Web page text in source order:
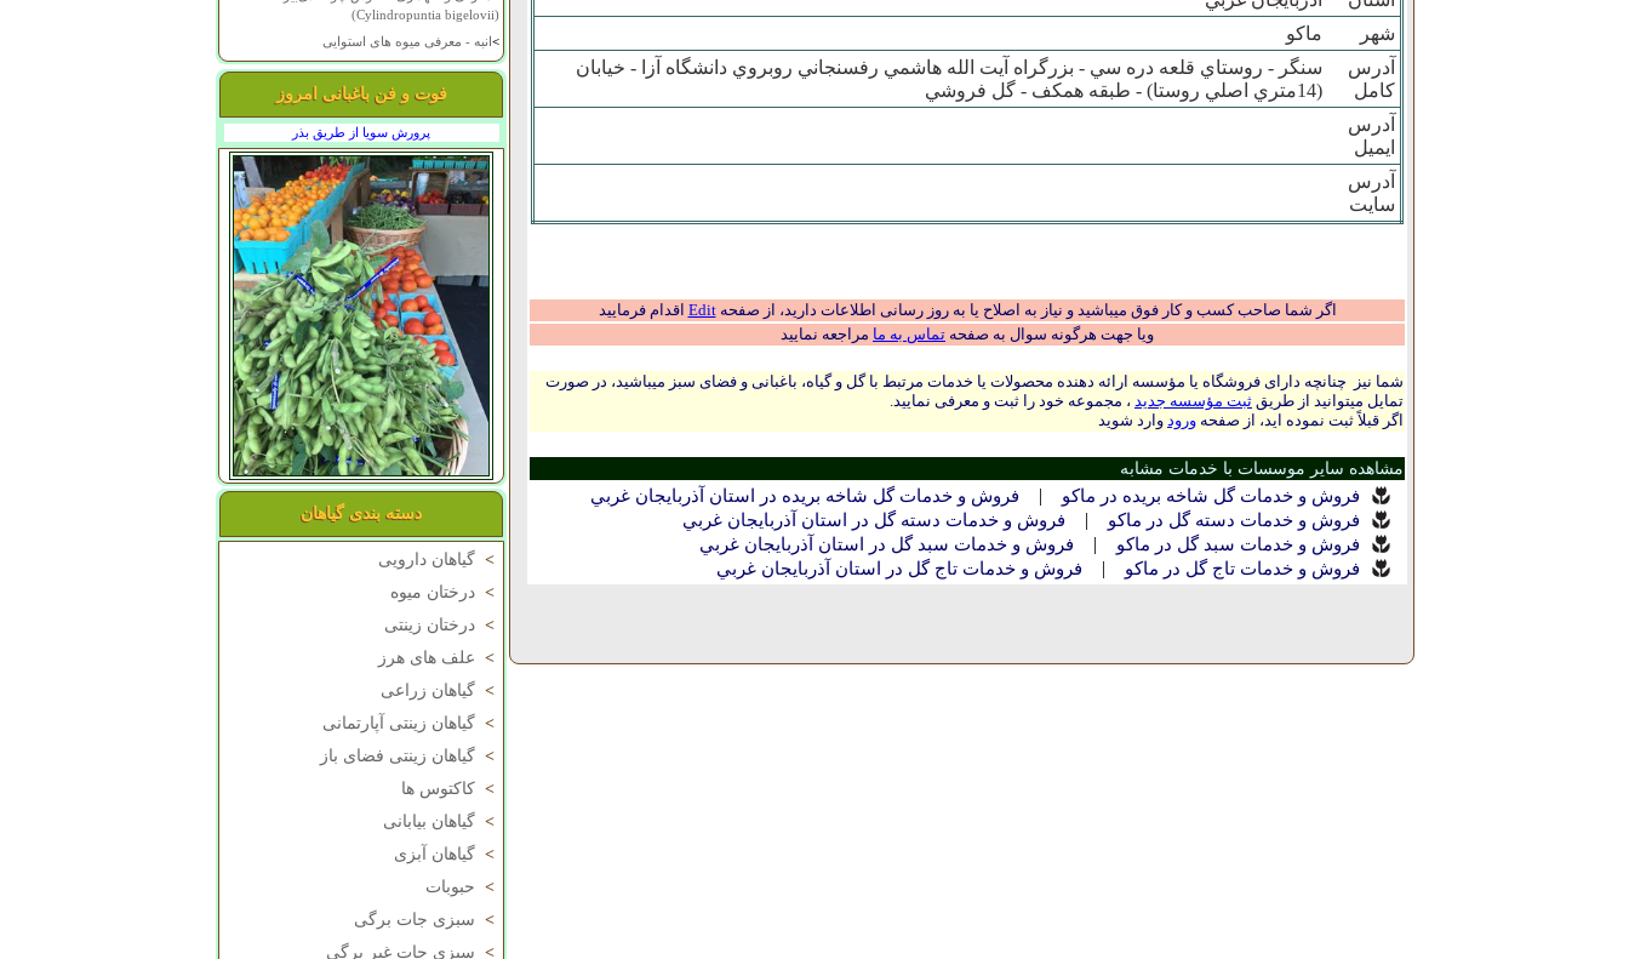
(Cylindropuntia bigelovii)
>انبه - معرفی میوه های استوایی
فوت و فن باغبانی امروز
پرورش سویا از طریق بذر
دسته بندی گیاهان
> گیاهان دارویی
> درختان میوه
> درختان زینتی
> علف های هرز
> گیاهان زراعی
> گیاهان زینتی آپارتمانی
> گیاهان زینتی فضای باز
> کاکتوس ها
> گیاهان بیابانی
> گیاهان آبزی
> حبوبات
> سبزی جات برگی
> سبزی جات غیر برگی
شهر
ماکو
آدرس
کامل
سنگر - روستاي قلعه دره سي - بزرگراه آيت الله هاشمي رفسنجاني روبروي دانشگاه آزا - خيابان
(14متري اصلي روستا) - طبقه همکف - گل فروشي
آدرس
ایمیل
آدرس
سایت
اگر شما صاحب کسب و کار فوق میباشید و نیاز به اصلاح یا به روز رسانی اطلاعات دارید، از صفحهEdit اقدام فرمایید
ویا جهت هرگونه سوال به صفحه تماس به ما مراجعه نمایید
شما نیز چنانچه دارای فروشگاه یا مؤسسه ارائه دهنده محصولات یا خدمات مرتبط با گل و گیاه، باغبانی و فضای سبز میباشید، در صورت
تمایل میتوانید از طریق ثبت مؤسسه جدید ، مجموعه خود را ثبت و معرفی نمایید.
اگر قبلاً ثبت نموده اید، از صفحه ورود وارد شوید
مشاهده سایر موسسات با خدمات مشابه
فروش و خدمات گل شاخه بریده در ماکو | فروش و خدمات گل شاخه بریده در استان آذربايجان غربي
فروش و خدمات دسته گل در ماکو | فروش و خدمات دسته گل در استان آذربايجان غربي
فروش و خدمات سبد گل در ماکو | فروش و خدمات سبد گل در استان آذربايجان غربي
فروش و خدمات تاج گل در ماکو | فروش و خدمات تاج گل در استان آذربايجان غربي